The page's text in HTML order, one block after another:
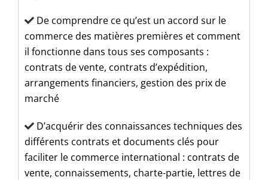
De comprendre ce qu’est un accord sur le
commerce des matières premières et comment
il fonctionne dans tous ses composants :
contrats de vente, contrats d’expédition,
arrangements financiers, gestion des prix de
marché
D’acquérir des connaissances techniques des
différents contrats et documents clés pour
faciliter le commerce international : contrats de
vente, connaissements, charte-partie, lettres de